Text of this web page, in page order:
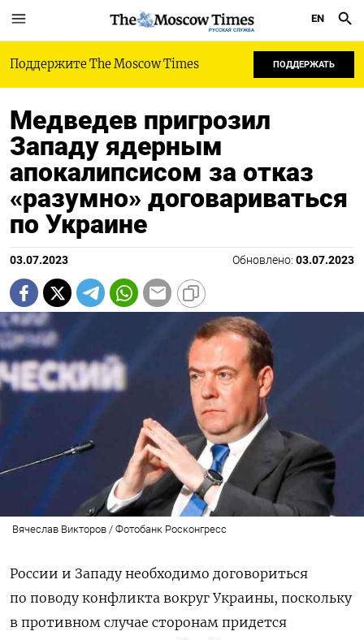
РУССКАЯ СЛУЖБА
EN
Поддержите The Moscow Times ПОДДЕРЖАТЬ
Медведев пригрозил
Западу ядерным
апокалипсисом за отказ
«разумно» договариваться
по Украине
03.07.2023 Обновлено: 03.07.2023
Вячеслав Викторов / Фотобанк Росконгресс
России и Западу необходимо договориться
по поводу конфликта вокруг Украины, поскольку
в противном случае сторонам придется